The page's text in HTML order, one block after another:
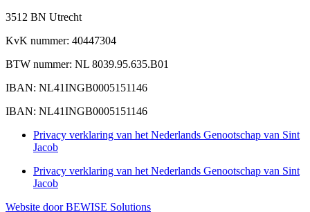
3512 BN Utrecht
KvK nummer: 40447304
BTW nummer: NL 8039.95.635.B01
IBAN: NL41INGB0005151146
IBAN: NL41INGB0005151146
Privacy verklaring van het Nederlands Genootschap van Sint
Jacob
Privacy verklaring van het Nederlands Genootschap van Sint
Jacob
Website door BEWISE Solutions